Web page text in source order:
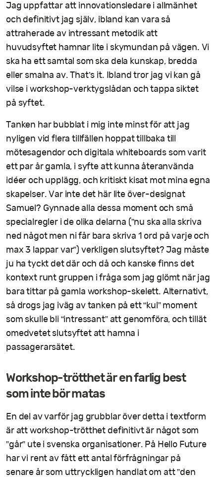
Jag uppfattar att innovationsledare i allmänhet
och definitivt jag själv, ibland kan vara så
attraherade av intressant metodik att
huvudsyftet hamnar lite i skymundan på vägen. Vi
ska ha ett samtal som ska dela kunskap, bredda
eller smalna av. That’s it. Ibland tror jag vi kan gå
vilse i workshop-verktygslådan och tappa siktet
på syftet.
Tanken har bubblat i mig inte minst för att jag
nyligen vid flera tillfällen hoppat tillbaka till
mötesagendor och digitala whiteboards som varit
ett par år gamla, i syfte att kunna återanvända
idéer och upplägg, och kritiskt kisat mot mina egna
skapelser. Var inte det här lite över-designat
Samuel? Gynnade alla dessa moment och små
specialregler i de olika delarna (”nu ska alla skriva
ned något men ni får bara skriva 1 ord på varje och
max 3 lappar var”) verkligen slutsyftet? Jag måste
ju ha tyckt det där och då och kanske finns det
kontext runt gruppen i fråga som jag glömt när jag
bara tittar på gamla workshop-skelett. Alternativt,
så drogs jag iväg av tanken på ett “kul” moment
som skulle bli “intressant” att genomföra, och tillät
omedvetet slutsyftet att hamna i
passagerarsätet.
Workshop-trötthet är en farlig best
som inte bör matas
En del av varför jag grubblar över detta i textform
är att workshop-trötthet definitivt är något som
”går” ute i svenska organisationer. På Hello Future
har vi rent av fått ett antal förfrågningar på
senare år som uttryckligen handlat om att ”den